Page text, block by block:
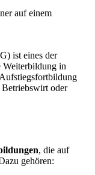
auf einem
ist eines der
Weiterbildung in
oder
, die auf
gehören: